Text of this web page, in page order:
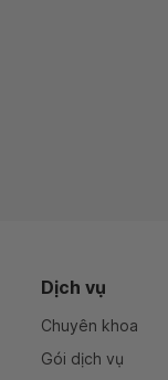
Dịch vụ
Chuyên khoa
Gói dịch vụ